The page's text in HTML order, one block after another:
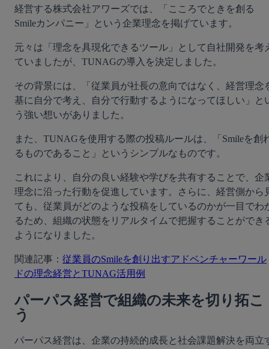
経営する株式会社アワーズでは、「こころでときを創る
Smileカンパニー」という企業理念を掲げています。
元々は「理念を具現化できるツール」として自社開発を考
ていましたが、TUNAGの導入を決定しました。
その背景には、「従業員が社長の意向ではなく、経営理念
基に自分で考え、自分で行動するようになってほしい」と
う強い想いがありました。
また、TUNAGを使用する際の投稿ルールは、「Smileを創
るものであること」というシンプルなものです。
これにより、自分の良い経験や学びを共有することで、企
理念に沿った行動を促進しています。さらに、経営側から
ても、従業員がどのような投稿をしているのかが一目でわ
るため、組織の状態をリアルタイムで把握することができ
ようになりました。
関連記事： 従業員のSmileを創り出すアドベンチャーワール
ドの理念経営とTUNAG活用例
パーパス経営で組織の未来を切り拓こ
う
パーパス経営は、企業の持続的成長と社会課題解決を両立